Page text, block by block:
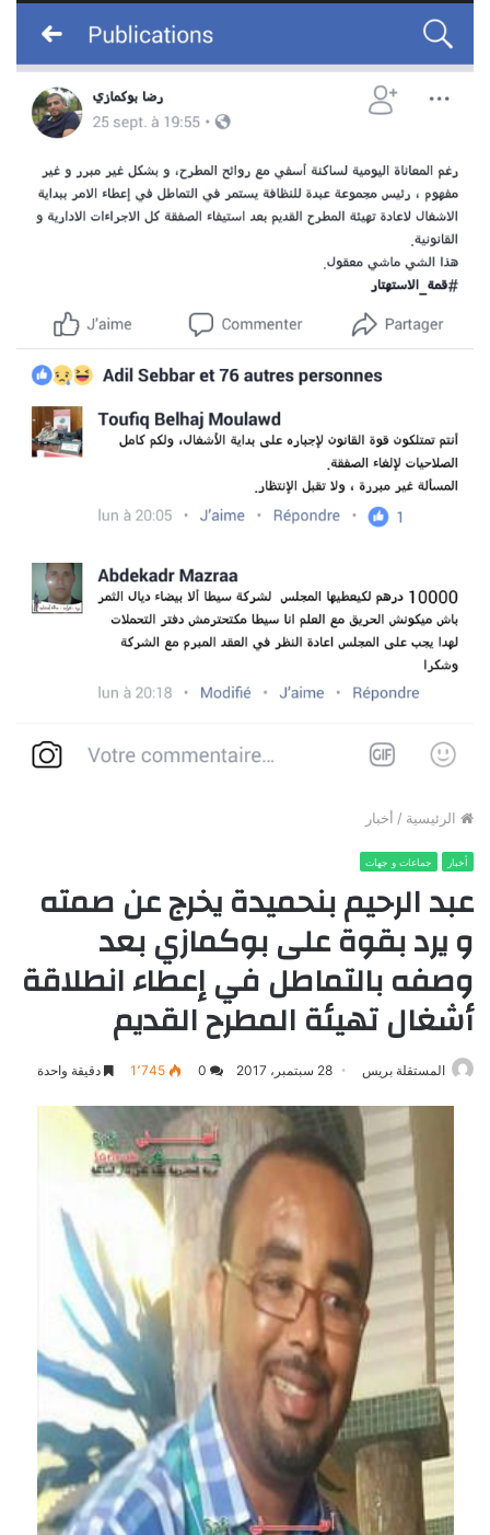
الرئيسية / أخبار
أخبار جماعات و جهات
عبد الرحيم بنحميدة يخرج عن صمته
و يرد بقوة على بوكمازي بعد
وصفه بالتماطل في إعطاء انطلاقة
أشغال تهيئة المطرح القديم
المستقلة بريس 28 سبتمبر، 2017 0 1٬745 دقيقة واحدة